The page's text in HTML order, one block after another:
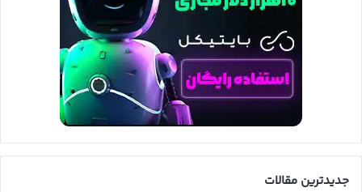
جدیدترین مقالات